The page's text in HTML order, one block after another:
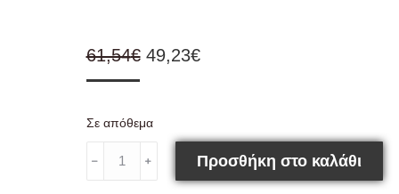
61,54€ Original
61,54€.
49,23€Η
είναι:
49,23€.
Σε απόθεμα
﹣ ﹢ Προσθήκη στο καλάθι